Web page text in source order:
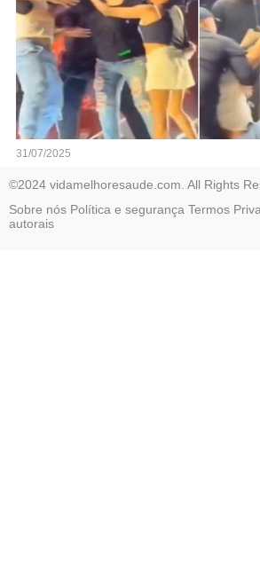
31/07/2025
©2024 vidamelhoresaude.com. All Rights
Sobre nós Política e segurança Termos
autorais